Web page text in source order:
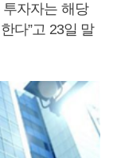
자자는 해당
다”고 23일 말